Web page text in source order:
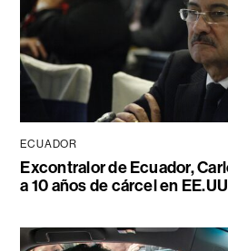
ECUADOR
Excontralor de Ecuador,
a 10 años de cárcel en